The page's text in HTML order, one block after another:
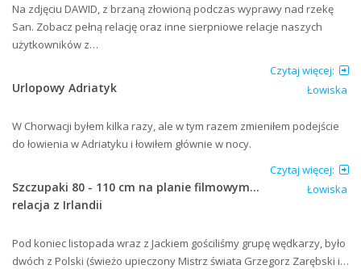
Na zdjęciu DAWID, z brzaną złowioną podczas wyprawy nad rzekę
San. Zobacz pełną relację oraz inne sierpniowe relacje naszych
użytkowników z…
Czytaj więcej:
Łowiska
Urlopowy Adriatyk
W Chorwacji byłem kilka razy, ale w tym razem zmieniłem podejście
do łowienia w Adriatyku i łowiłem głównie w nocy.
Czytaj więcej:
Łowiska
Szczupaki 80 - 110 cm na planie filmowym...
relacja z Irlandii
Pod koniec listopada wraz z Jackiem gościliśmy grupę wędkarzy, było
dwóch z Polski (świeżo upieczony Mistrz świata Grzegorz Zarębski i…